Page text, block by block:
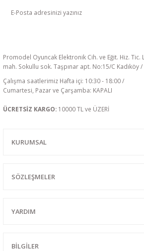
Promodel Oyuncak Elektronik Cih. ve Eğit. Hiz. Tic.
mah. Sokullu sok. Taşpınar apt. No:15/C Kadıköy /
Çalışma saatlerimiz Hafta içi: 10:30 - 18:00 /
Cumartesi, Pazar ve Çarşamba: KAPALI
ÜCRETSİZ KARGO: 10000 TL ve ÜZERİ
KURUMSAL
SÖZLEŞMELER
YARDIM
BİLGİLER